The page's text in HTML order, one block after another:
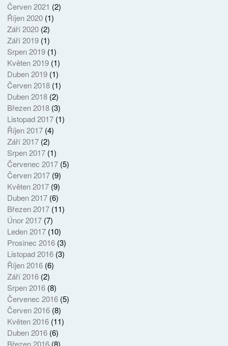
Červen 2021 (2)
Říjen 2020(1)
Září 2020(2)
Září 2019(1)
Srpen 2019(1)
Květen 2019(1)
Duben 2019(1)
Červen 2018(1)
Duben 2018(2)
Březen 2018(3)
Listopad 2017(1)
Říjen 2017(4)
Září 2017(2)
Srpen 2017(1)
Červenec 2017(5)
Červen 2017(9)
Květen 2017(9)
Duben 2017(6)
Březen 2017(11)
Únor 2017(7)
Leden 2017(10)
Prosinec 2016(3)
Listopad 2016(3)
Říjen 2016(6)
Září 2016(2)
Srpen 2016(8)
Červenec 2016(5)
Červen 2016(8)
Květen 2016(11)
Duben 2016(6)
Březen 2016(8)